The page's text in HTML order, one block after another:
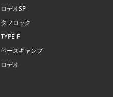
ロデオSP
タフロック
TYPE-F
ベースキャンプ
ロデオ